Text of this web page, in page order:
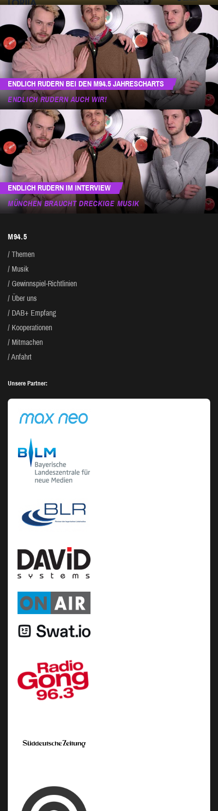
ENDLICH RUDERN BEI DEN M94.5 JAHRESCHARTS
ENDLICH RUDERN AUCH WIR!
ENDLICH RUDERN IM INTERVIEW
MÜNCHEN BRAUCHT DRECKIGE MUSIK
M94.5
Themen
Musik
Gewinnspiel-Richtlinien
Über uns
DAB+ Empfang
Kooperationen
Mitmachen
Anfahrt
Unsere Partner: